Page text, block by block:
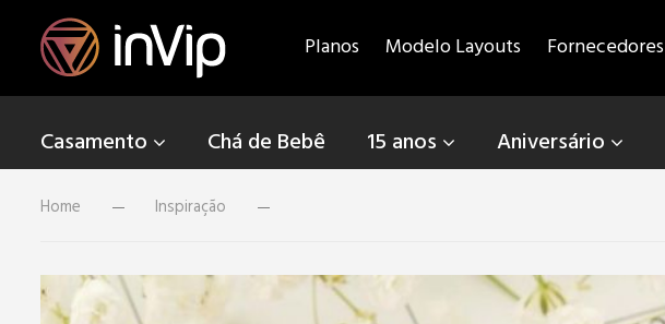
Planos Modelo Layouts Fornecedores
Casamento Chá de Bebê 15 anos Aniversário
Home Inspiração